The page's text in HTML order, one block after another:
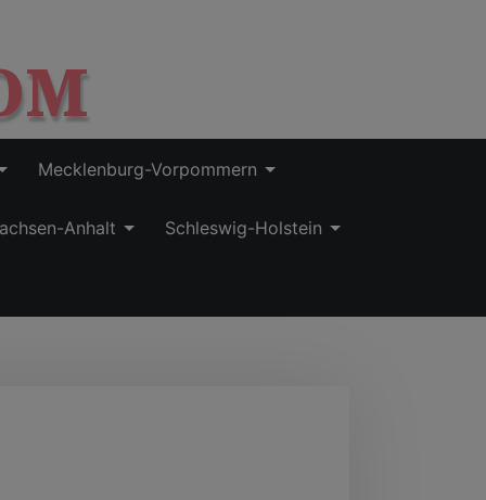
Mecklenburg-Vorpommern
Anhalt Schleswig-Holstein